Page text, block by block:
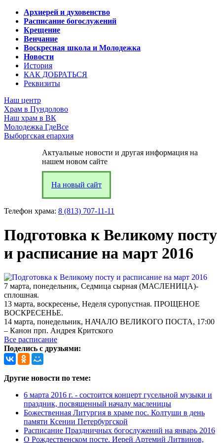
Архиерей и духовенство
Расписание богослужений
Крещение
Венчание
Воскресная школа и Молодежка
Новости
История
КАК ДОБРАТЬСЯ
Реквизиты
Наш центр
Храм в Пундолово
Наш храм в ВК
Молодежка ГдеВсе
Выборгская епархия
Актуальные новости и другая информация на
нашем новом сайте
На новый сайт
Телефон храма: 8 (813) 707-11-11
Подготовка к Великому посту
и расписание на март 2016
7 марта, понедельник, Седмица сырная (МАСЛЕНИЦА)-
сплошная.
13 марта, воскресенье, Неделя суропустная. ПРОЩЕНОЕ
ВОСКРЕСЕНЬЕ.
14 марта, понедельник, НАЧАЛО ВЕЛИКОГО ПОСТА, 17:00
– Канон прп. Андрея Критского
Все расписание
Поделись с друзьями:
Другие новости по теме:
6 марта 2016 г. - состоится концерт гусельной музыки и
праздник, посвященный началу масленицы
Божественная Литургия в храме пос. Колтуши в день
памяти Ксении Петербургской
Расписание Праздничных богослужений на январь 2016
О Рождественском посте. Иерей Артемий Литвинов,